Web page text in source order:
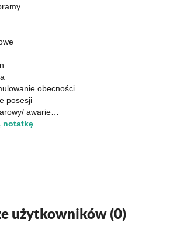
obecności
posesji
awarie…
notatkę
użytkowników (0)